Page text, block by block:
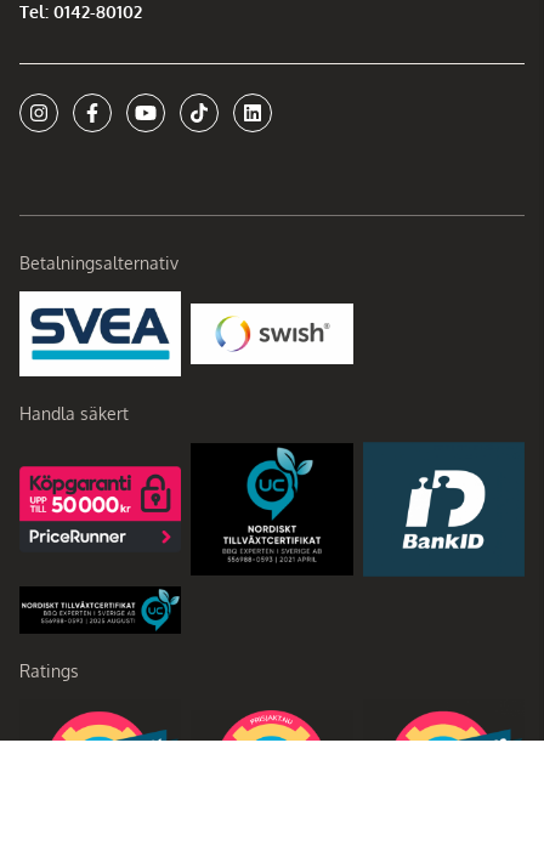
Tel: 0142-80102
Betalningsalternativ
Handla säkert
Ratings